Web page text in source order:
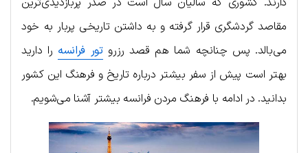
مقاصد گردشگری قرار گرفته و به داشتن تاریخی پربار به خود
می‌بالد. پس چنانچه شما هم قصد رزروتور فرانسه را دارید
بهتر است پیش از سفر بیشتر درباره تاریخ و فرهنگ این کشور
بدانید. در ادامه با فرهنگ مردن فرانسه بیشتر آشنا می‌شویم.